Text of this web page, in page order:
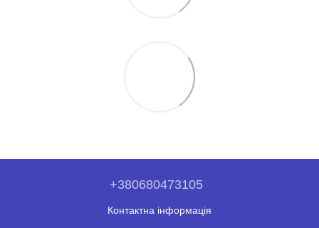
+380680473105
Контактна інформація